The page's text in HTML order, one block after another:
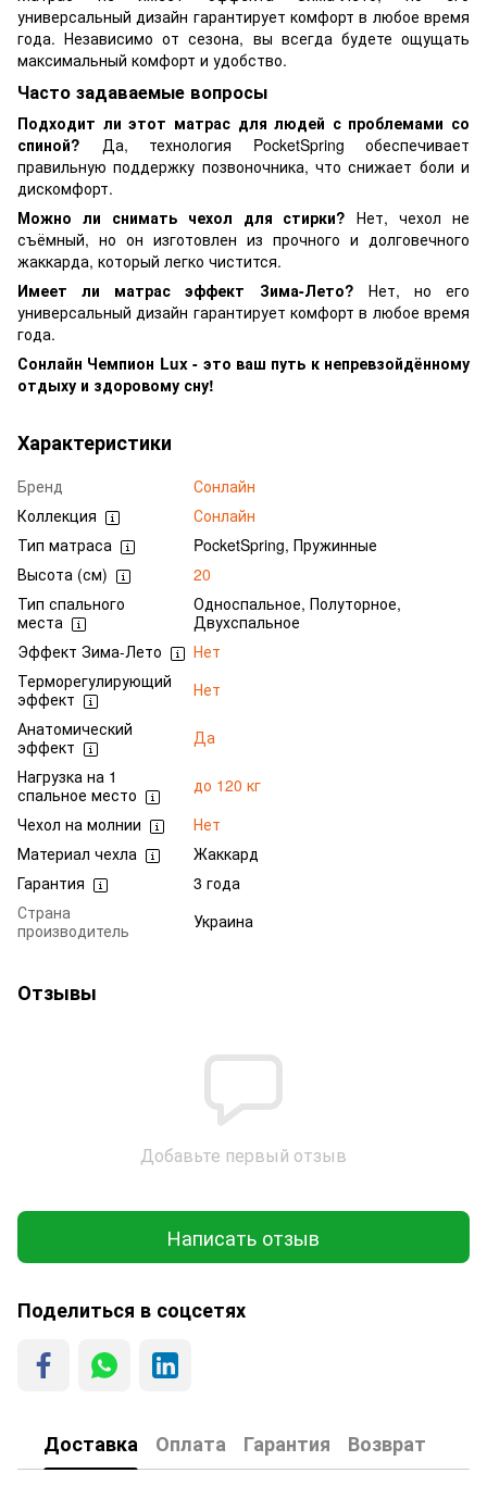
универсальный дизайн гарантирует комфорт в любое время
года. Независимо от сезона, вы всегда будете ощущать
максимальный комфорт и удобство.
Часто задаваемые вопросы
Подходит ли этот матрас для людей с проблемами со
спиной? Да, технология PocketSpring обеспечивает
правильную поддержку позвоночника, что снижает боли и
дискомфорт.
Можно ли снимать чехол для стирки? Нет, чехол не
съёмный, но он изготовлен из прочного и долговечного
жаккарда, который легко чистится.
Имеет ли матрас эффект Зима-Лето? Нет, но его
универсальный дизайн гарантирует комфорт в любое время
года.
Сонлайн Чемпион Lux - это ваш путь к непревзойдённому
отдыху и здоровому сну!
Характеристики
Бренд
Сонлайн
Коллекция
Сонлайн
Тип матраса
PocketSpring, Пружинные
Высота (см)
20
Тип спального
места
Односпальное, Полуторное,
Двухспальное
Эффект Зима-Лето
Нет
Терморегулирующий
эффект
Нет
Анатомический
эффект
Да
Нагрузка на 1
спальное место
до 120 кг
Чехол на молнии
Нет
Материал чехла
Жаккард
Гарантия
3 года
Страна
производитель
Украина
Отзывы
Добавьте первый отзыв
Написать отзыв
Поделиться в соцсетях
Доставка Оплата Гарантия Возврат